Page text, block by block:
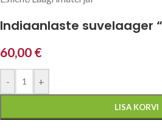
Indiaanlaste suvelaager
60,00 €
- +
LISA KORVI